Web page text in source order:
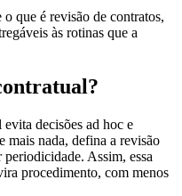
que é revisão de contratos,
às rotinas que a
decisões ad hoc e
mais nada, defina a revisão
Assim, essa
procedimento, com menos